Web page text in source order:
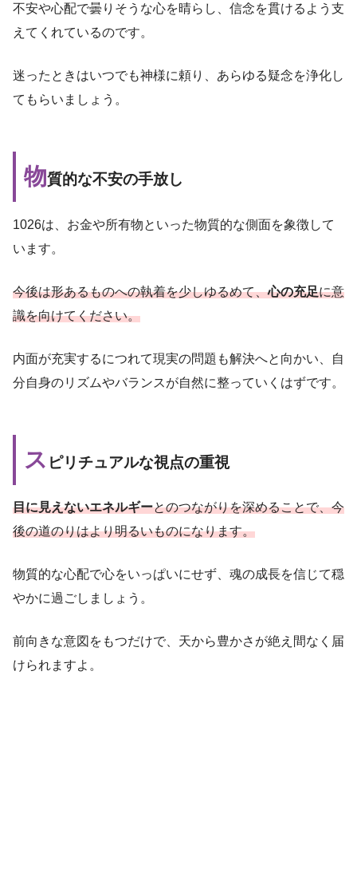
不安や心配で曇りそうな心を晴らし、信念を貫けるよう支
えてくれているのです。
迷ったときはいつでも神様に頼り、あらゆる疑念を浄化し
てもらいましょう。
物質的な不安の手放し
1026は、お金や所有物といった物質的な側面を象徴して
います。
今後は形あるものへの執着を少しゆるめて、心の充足に意
識を向けてください。
内面が充実するにつれて現実の問題も解決へと向かい、自
分自身のリズムやバランスが自然に整っていくはずです。
ス ピリチュアルな視点の重視
目に見えないエネルギーとのつながりを深めることで、今
後の道のりはより明るいものになります。
物質的な心配で心をいっぱいにせず、魂の成長を信じて穏
やかに過ごしましょう。
前向きな意図をもつだけで、天から豊かさが絶え間なく届
けられますよ。